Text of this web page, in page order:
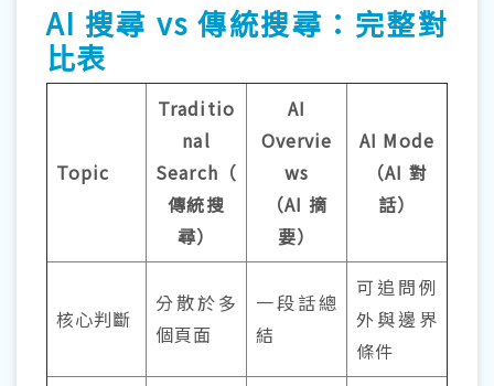
AI 搜尋 vs 傳統搜尋：完整對
比表
Topic
Traditio
nal
Search（
傳統搜
尋）
AI
Overvie
ws
（AI 摘
要）
AI Mode
（AI 對
話）
核心判斷
分散於多
個頁面
一段話總
結
可追問例
外與邊界
條件